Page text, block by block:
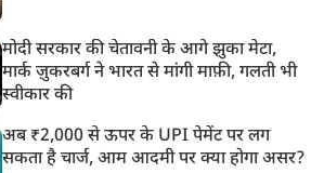
मोदी सरकार की चेतावनी के आगे झुका मेटा,
मार्क ज़ुकरबर्ग ने भारत से मांगी माफ़ी, गलती भी
स्वीकार की
अब ₹2,000 से ऊपर के UPI पेमेंट पर लग
सकता है चार्ज, आम आदमी पर क्या होगा असर?